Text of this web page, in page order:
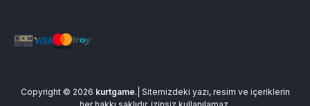
Copyright © 2026 kurtgame.| Sitemizdeki yazı, resim ve içeriklerin